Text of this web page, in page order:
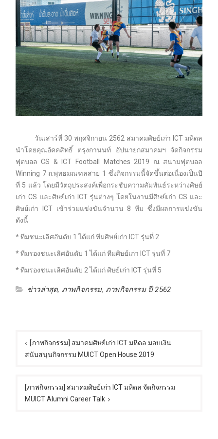
วันเสาร์ที่ 30 พฤศจิกายน 2562 สมาคมศิษย์เก่า ICT มหิดล
นำโดยคุณอัคคสิทธิ์ ตรุงกานนท์ อัปนายกสมาคมฯ จัดกิจกรรม
ฟุตบอล CS & ICT Football Matches 2019 ณ สนามฟุตบอล
Winning 7 ถ.พุทธมณฑลสาย 1 ซึ่งกิจกรรมนี้จัดขึ้นต่อเนื่องเป็นปี
ที่ 5 แล้ว โดยมีวัตถุประสงค์เพื่อกระชับความสัมพันธ์ระหว่างศิษย์
เก่า CS และศิษย์เก่า ICT รุ่นต่างๆ โดยในงานมีศิษย์เก่า CS และ
ศิษย์เก่า ICT เข้าร่วมแข่งขันจำนวน 8 ทีม ซึ่งมีผลการแข่งขัน
ดังนี้
* ทีมชนะเลิศอันดับ 1 ได้แก่ ทีมศิษย์เก่า ICT รุ่นที่ 2
* ทีมรองชนะเลิศอันดับ 1 ได้แก่ ทีมศิษย์เก่า ICT รุ่นที่ 7
* ทีมรองชนะเลิศอันดับ 2 ได้แก่ ศิษย์เก่า ICT รุ่นที่ 5
ข่าวล่าสุด, ภาพกิจกรรม, ภาพกิจกรรม ปี 2562
เรื่อง[ภาพกิจกรรม] สมาคมศิษย์เก่า ICT มหิดล มอบเงิน
สนับสนุนกิจกรรม MUICT Open House 2019
[ภาพกิจกรรม] สมาคมศิษย์เก่า ICT มหิดล จัดกิจกรรม
MUICT Alumni Career Talk